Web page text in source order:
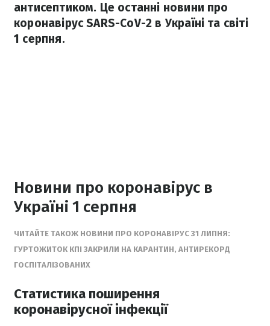
антисептиком. Це останні новини про
коронавірус SARS-CoV-2 в Україні та світі
1 серпня.
Новини про коронавірус в
Україні 1 серпня
ЧИТАЙТЕ ТАКОЖ НОВИНИ ПРО КОРОНАВІРУС 31 ЛИПНЯ:
ГУРТОЖИТОК КПІ ЗАКРИЛИ НА КАРАНТИН, АНТИРЕКОРД
ГОСПІТАЛІЗОВАНИХ
Статистика поширення
коронавірусної інфекції